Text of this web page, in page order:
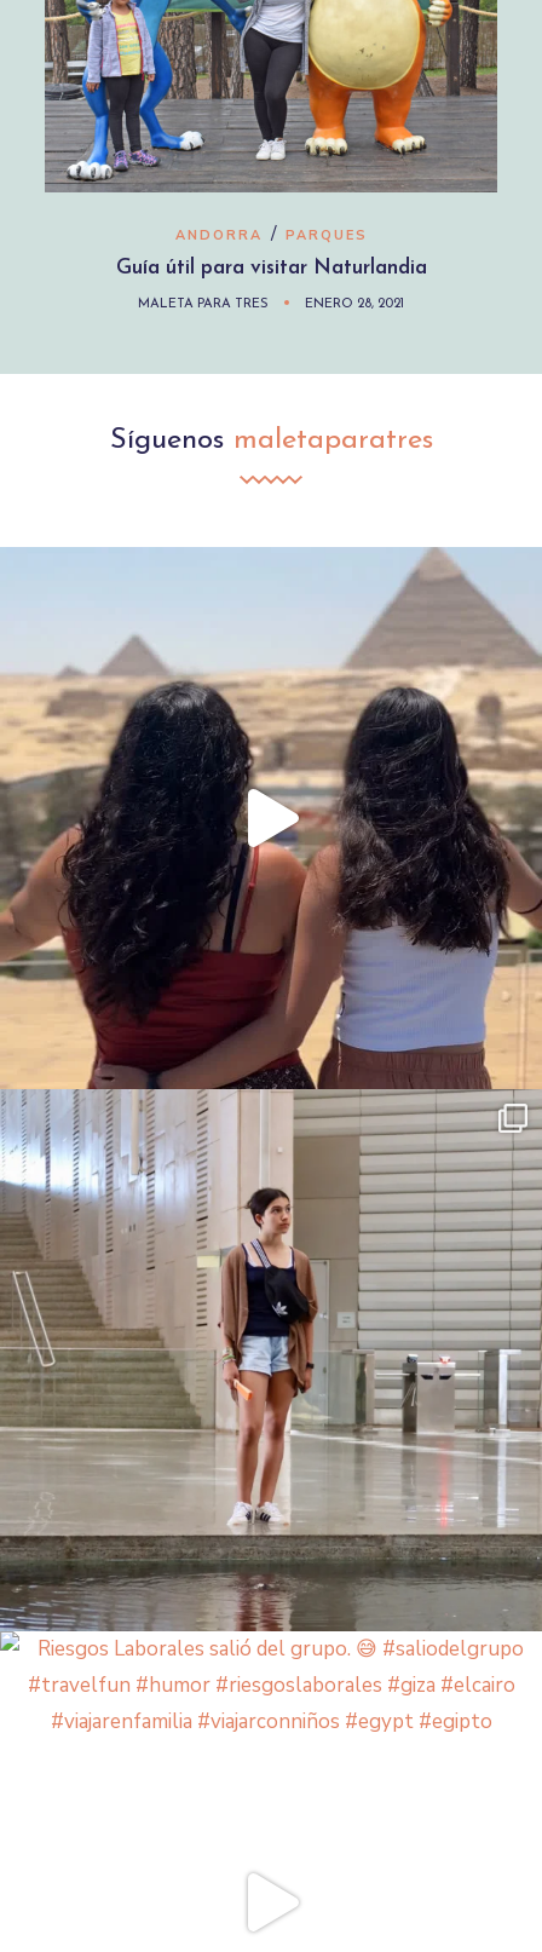
ANDORRA / PARQUES
Guía útil para visitar Naturlandia
MALETA PARA TRES ENERO 28, 2021
Síguenos maletaparatres